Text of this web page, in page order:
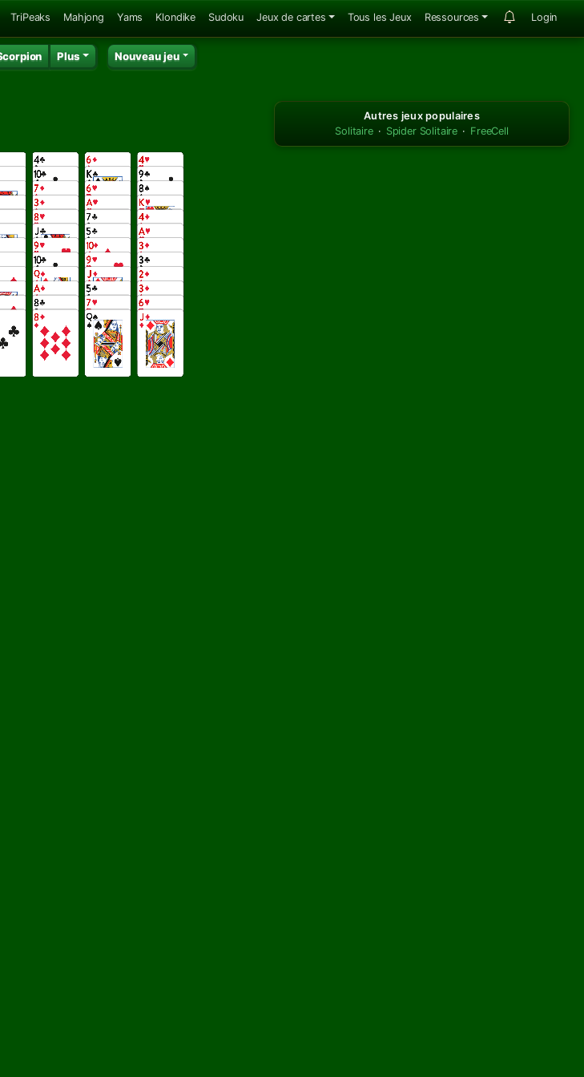
TriPeaks Mahjong Yams Klondike Sudoku Jeux de cartes Tous les Jeux Ressources Login
Plus Nouveau jeu
Autres jeux populaires
Solitaire · Spider Solitaire · FreeCell